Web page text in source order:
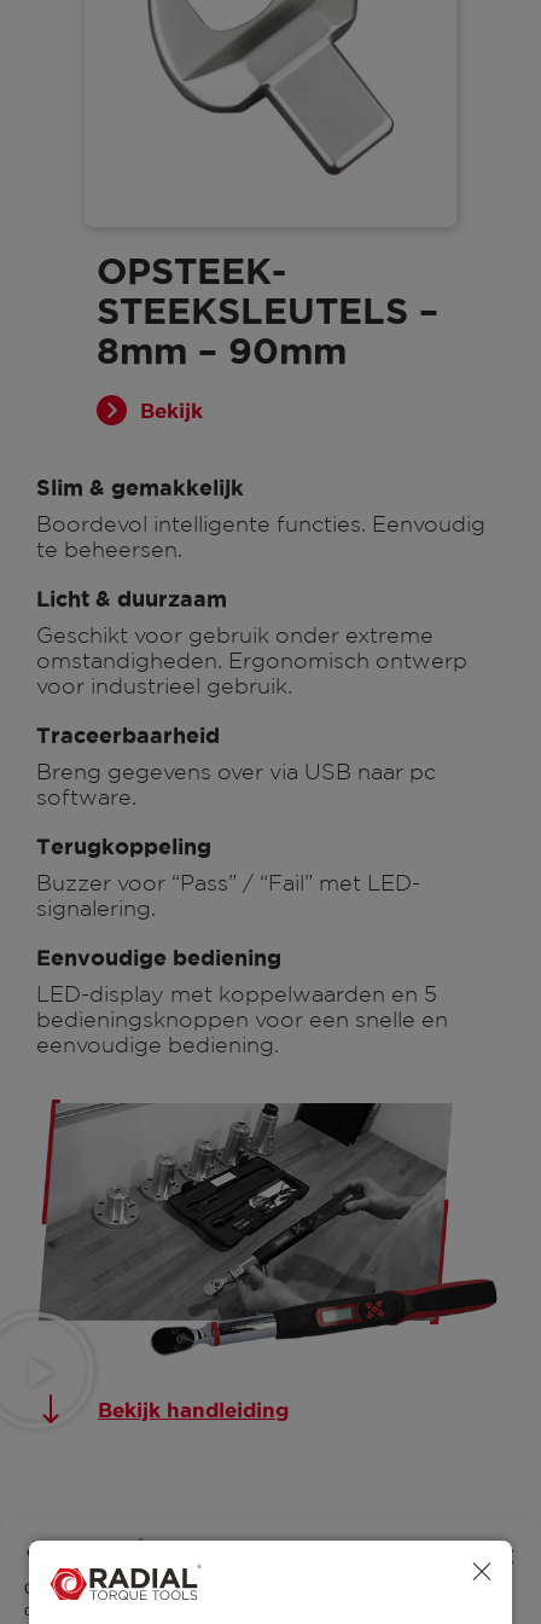
Om de beste ervaringen te bieden, gebruiken wij technologieën zoals
cookies om informatie over je apparaat op te slaan en/of te raadplegen.
OPSTEEK-
STEEKSLEUTELS –
8mm – 90mm
Bekijk
Slim & gemakkelijk
Boordevol intelligente functies. Eenvoudig
te beheersen.
Licht & duurzaam
Geschikt voor gebruik onder extreme
omstandigheden. Ergonomisch ontwerp
voor industrieel gebruik.
Traceerbaarheid
Breng gegevens over via USB naar pc
software.
Terugkoppeling
Buzzer voor “Pass” / “Fail” met LED-
signalering.
Eenvoudige bediening
LED-display met koppelwaarden en 5
bedieningsknoppen voor een snelle en
eenvoudige bediening.
Bekijk handleiding
*Kantel scherm voor optimaal beeld
Productoverzicht